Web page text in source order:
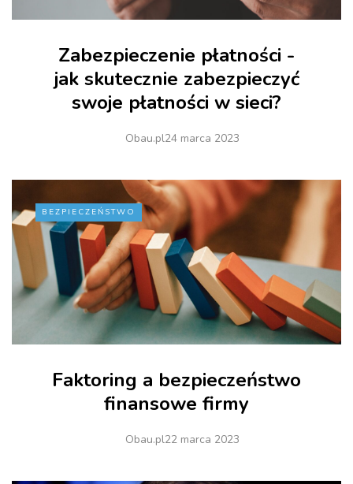
Zabezpieczenie płatności -
jak skutecznie zabezpieczyć
swoje płatności w sieci?
Obau.pl24 marca 2023
BEZPIECZEŃSTWO
Faktoring a bezpieczeństwo
finansowe firmy
Obau.pl22 marca 2023